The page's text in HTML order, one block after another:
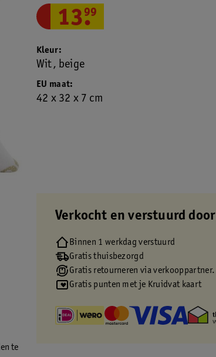
te
13.
99
EU maat
42 x 32 x 7 cm
Kleur
Wit, beige
Verkocht en verstuurd door
Binnen 1 werkdag verstuurd
Gratis thuisbezorgd
Gratis retourneren via verkooppartner.
Gratis punten met je Kruidvat kaart